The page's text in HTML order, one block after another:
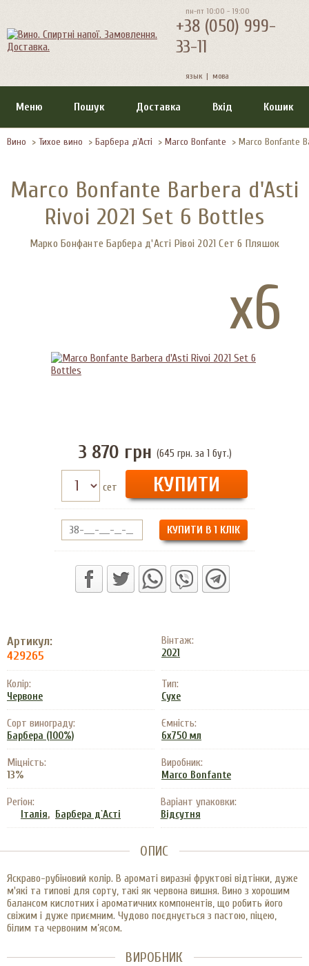
пн-пт 10:00 - 19:00
+38 (050) 999-
33-11
язык | мова
Меню Пошук Доставка Вхід Кошик
Вино > Тихое вино > Барбера д`Асті > Marco Bonfante > Marco Bonfante
Marco Bonfante Barbera d'Asti
Rivoi 2021 Set 6 Bottles
Марко Бонфанте Барбера д'Асті Рівоі 2021 Сет 6 Пляшок
x6
3 870 грн (645 грн. за 1 бут.)
сет
КУПИТИ В 1 КЛІК
Артикул:
429265
Вінтаж:
2021
Колір:
Червоне
Тип:
Сухе
Сорт винограду:
Барбера (100%)
Ємність:
6x750 мл
Міцність:
13%
Виробник:
Marco Bonfante
Регіон:
Італія, Барбера д`Асті
Варіант упаковки:
Відсутня
ОПИС
Яскраво-рубіновий колір. В ароматі виразні фруктові відтінки, дуже
м'які та типові для сорту, такі як червона вишня. Вино з хорошим
балансом кислотних і ароматичних компонентів, що робить його
свіжим і дуже приємним. Чудово поєднується з пастою, піцею,
білим та червоним м’ясом.
ВИРОБНИК